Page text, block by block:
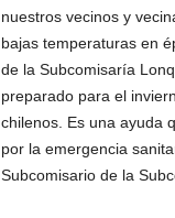
nuestros vecinos y
bajas temperaturas en
de la Subcomisaría
preparado para el
chilenos. Es una ayuda
por la emergencia
Subcomisario de la